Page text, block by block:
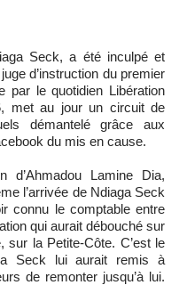
d’instruction du premier
par le quotidien Libération
met au jour un circuit de
démantelé grâce aux
du mis en cause.
d’Ahmadou Lamine Dia,
l’arrivée de Ndiaga Seck
connu le comptable entre
qui aurait débouché sur
la Petite-Côte. C’est le
Seck lui aurait remis à
de remonter jusqu’à lui.